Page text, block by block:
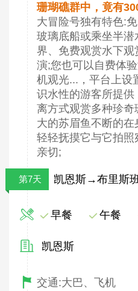
珊瑚礁群中，竟有
大冒险号独有特色:
玻璃底船或乘坐半
界、免费观赏水下
演;您也可以自费体
机观光...，平台上设
识水性的游客所提
离方式观赏多种珍
大的苏眉鱼不断的
轻轻抚摸它与它拍
亲切;
第7天 凯恩斯→布里斯
早餐 午餐
凯恩斯
交通:大巴、飞机